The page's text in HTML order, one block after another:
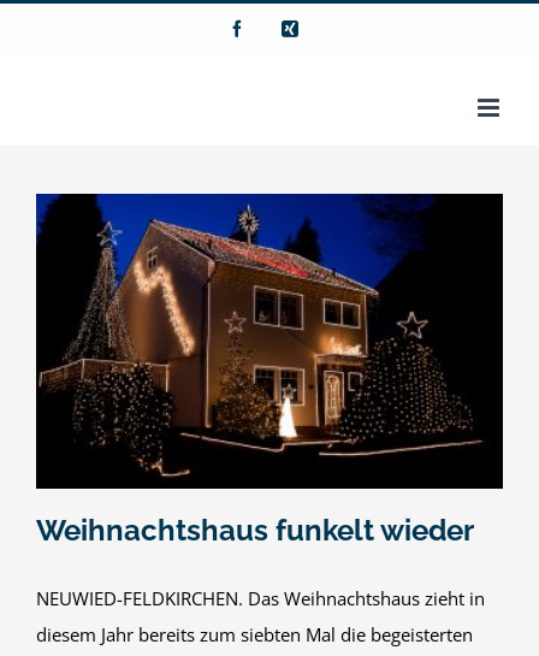
FacebookXing
Weihnachtshaus funkelt wieder
NEUWIED-FELDKIRCHEN. Das Weihnachtshaus zieht in
diesem Jahr bereits zum siebten Mal die begeisterten